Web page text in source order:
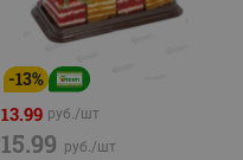
-13%
13.99 руб./шт
15.99 руб./шт